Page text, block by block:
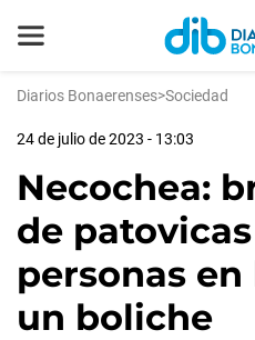
Diarios Bonaerenses>Sociedad
24 de julio de 2023 - 13:03
Necochea:
de
personas
un boliche